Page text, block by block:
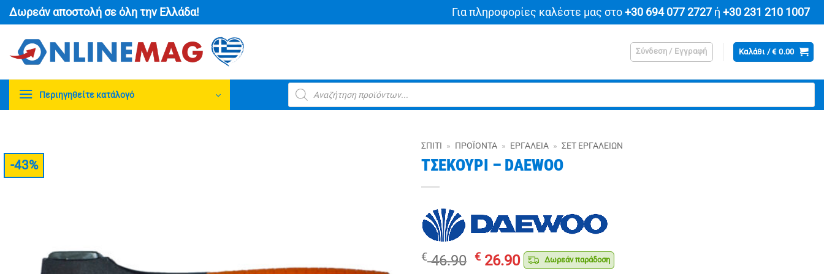
Μετάβαση
στο
περιεχόμενο
Δωρεάν αποστολή σε όλη την Ελλάδα! Για πληροφορίες καλέστε μας στο +30 694 077 2727ή +30 231 210 1007
Σύνδεση / Εγγραφή Καλάθι /€0.00
Περιηγηθείτε κατάλογό
Products
search
-43%
ΣΠΊΤΙ » ΠΡΟΪΌΝΤΑ » ΕΡΓΑΛΕΊΑ » ΣΕΤ ΕΡΓΑΛΕΊΩΝ
ΤΣΕΚΟΥΡΙ – DAEWOO
€46.90 Original
€ 26.90Η
Δωρεάν παράδοση